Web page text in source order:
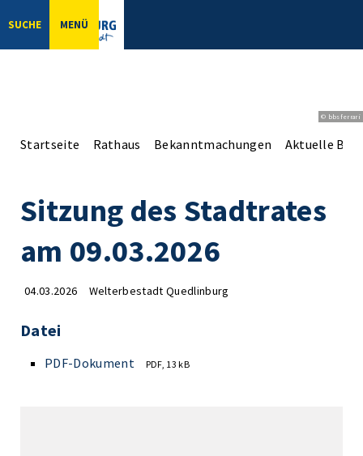
SUCHE MENÜ
© bbsferrari
Startseite Rathaus Bekanntmachungen Aktuelle
Sitzung des Stadtrates
am 09.03.2026
04.03.2026 Welterbestadt Quedlinburg
Datei
PDF-Dokument PDF, 13 kB